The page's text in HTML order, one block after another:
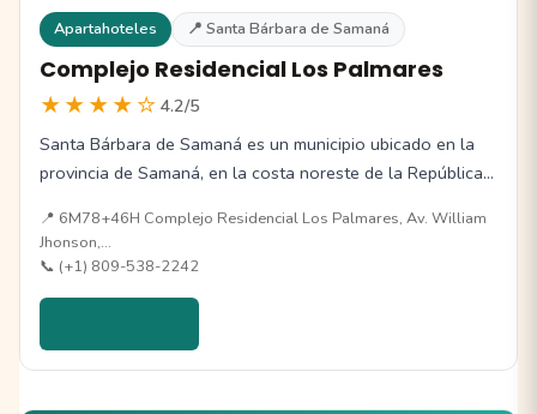
Apartahoteles 📍 Santa Bárbara de Samaná
Complejo Residencial Los Palmares
★★★★☆ 4.2/5
Santa Bárbara de Samaná es un municipio ubicado en la
provincia de Samaná, en la costa noreste de la República…
📍 6M78+46H Complejo Residencial Los Palmares, Av. William
Jhonson,…
📞 (+1) 809-538-2242